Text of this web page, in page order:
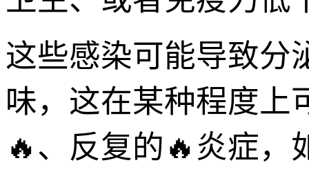
这些感染可能导致分
味，这在某种程度上
🔥、反复的🔥炎症，